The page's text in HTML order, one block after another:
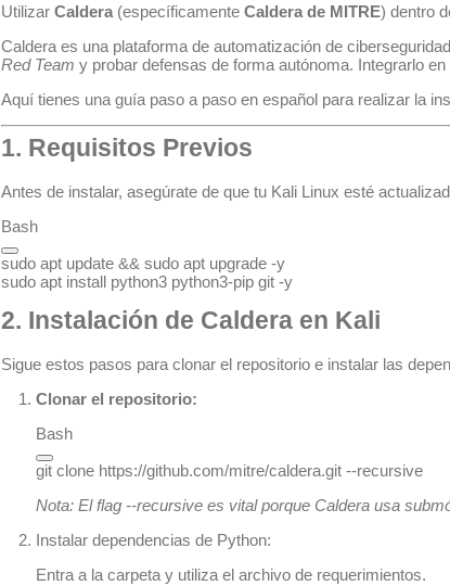
Utilizar Caldera (específicamente Caldera de MITRE) dentro
Caldera es una plataforma de automatización de
Red Team y probar defensas de forma autónoma. Integrarlo
Aquí tienes una guía paso a paso en español para realizar la
1. Requisitos Previos
Antes de instalar, asegúrate de que tu Kali Linux esté
Bash
sudo apt update && sudo apt upgrade -y
2. Instalación de Caldera en Kali
Sigue estos pasos para clonar el repositorio e instalar las
Clonar el repositorio:
Bash
git clone
Nota: El flag --recursive es vital porque Caldera usa
Instalar dependencias de Python:
Entra a la carpeta y utiliza el archivo de requerimientos.